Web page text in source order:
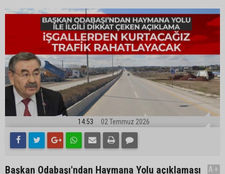
14:53 02 Temmuz 2026
Başkan Odabaşı'ndan Haymana Yolu açıklaması A+